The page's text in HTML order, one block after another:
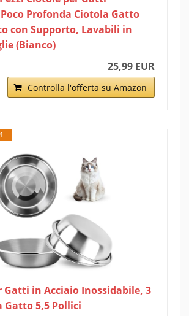
Profonda Ciotola Gatto
con Supporto, Lavabili in
(Bianco)
25,99 EUR
Controlla l'offerta su Amazon
Gatti in Acciaio Inossidabile, 3
Gatto 5,5 Pollici